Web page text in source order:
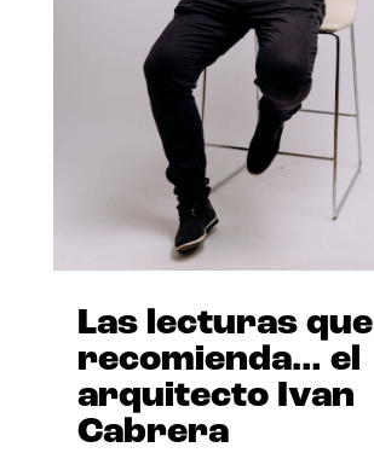
Las lecturas que
recomienda… el
arquitecto Ivan
Cabrera